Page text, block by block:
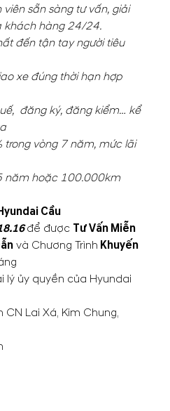
sẵn sàng tư vấn, giải
khách hàng 24/24.
đến tận tay người tiêu
xe đúng thời hạn hợp
đăng ký, đăng kiểm… kể
trong vòng 7 năm, mức lãi
năm hoặc 100.000km
Cầu
để được Tư Vấn Miễn
và Chương Trình Khuyến
lý ủy quyền của Hyundai
Lai Xá, Kim Chung,